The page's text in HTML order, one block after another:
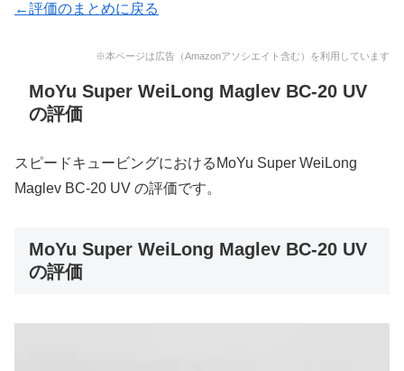
←評価のまとめに戻る
※本ページは広告（Amazonアソシエイト含む）を利用しています
MoYu Super WeiLong Maglev BC-20 UV
の評価
スピードキュービングにおけるMoYu Super WeiLong
Maglev BC-20 UV の評価です。
MoYu Super WeiLong Maglev BC-20 UV
の評価